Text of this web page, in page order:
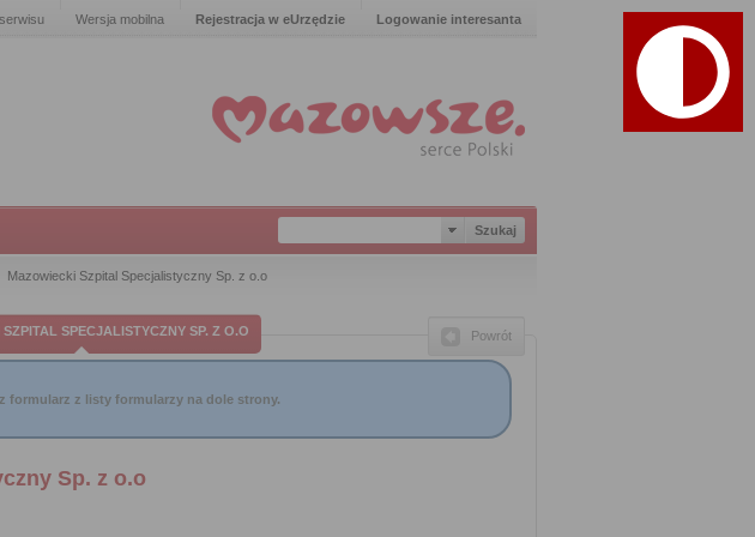
Wersja mobilna Rejestracja w eUrzędzie Logowanie interesanta
Mazowiecki Szpital Specjalistyczny Sp. z o.o
SPECJALISTYCZNY SP. Z O.O Powrót
formularz z listy formularzy na dole strony.
Sp. z o.o